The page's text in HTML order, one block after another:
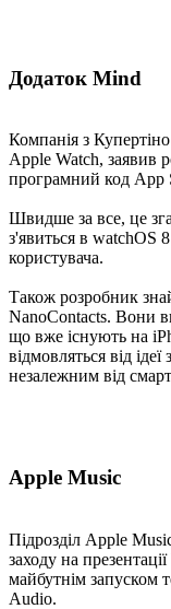
Додаток Mind
Компанія з
Apple Watch, заявив
програмний код App
Швидше за все, це
з'явиться в watchOS
користувача.
Також розробник
NanoContacts. Вони
що вже існують на
відмовляться від
незалежним від
Apple Music
Підрозділ Apple
заходу на
майбутнім запуском
Audio.